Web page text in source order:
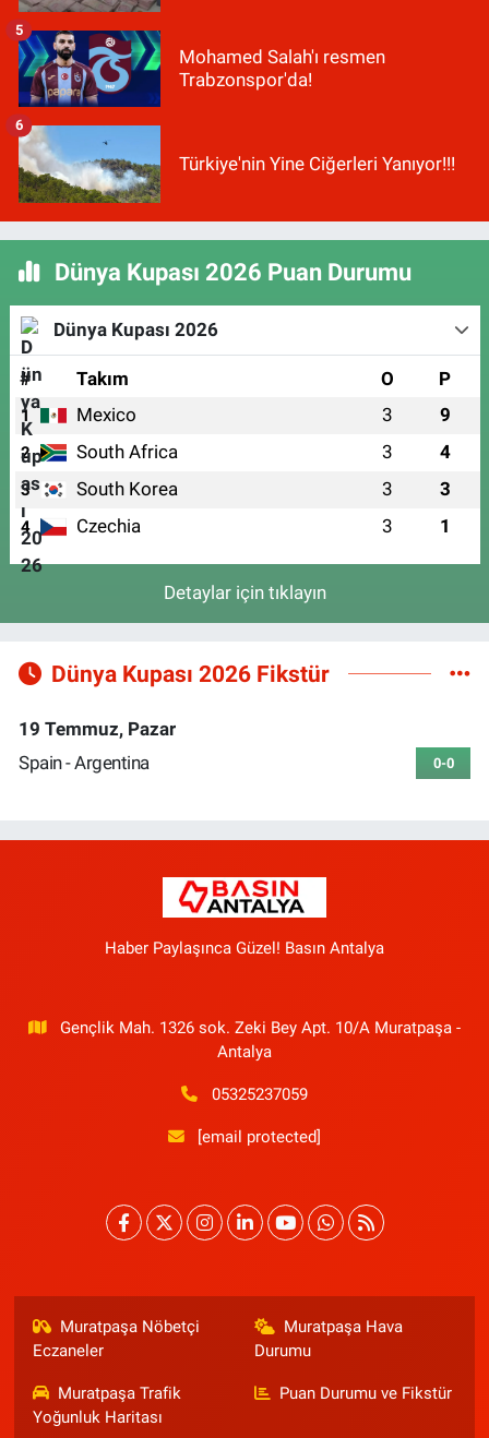
Mohamed Salah'ı resmen
Trabzonspor'da!
5
Türkiye'nin Yine Ciğerleri Yanıyor!!!
6
Dünya Kupası 2026 Puan Durumu
Dünya Kupası 2026
# Takım O P
1 Mexico 3 9
2 South Africa 3 4
3 South Korea 3 3
4 Czechia 3 1
Detaylar için tıklayın
Dünya Kupası 2026 Fikstür
19 Temmuz, Pazar
Spain - Argentina
0-0
Haber Paylaşınca Güzel! Basın Antalya
Gençlik Mah. 1326 sok. Zeki Bey Apt. 10/A Muratpaşa -
Antalya
05325237059
[email protected]
Muratpaşa Nöbetçi
Eczaneler
Muratpaşa Hava
Durumu
Muratpaşa Trafik
Yoğunluk Haritası
Puan Durumu ve Fikstür